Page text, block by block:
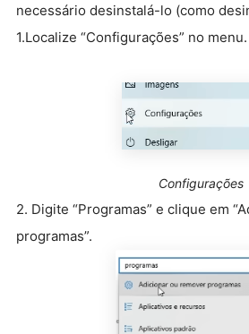
necessário desinstalá-lo (como
1.Localize “Configurações” no menu.
Configurações
2. Digite “Programas” e clique em
programas”.